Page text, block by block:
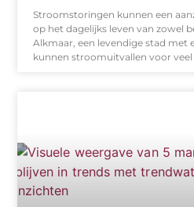
Stroomstoringen kunnen een
op het dagelijks leven van zowel
Alkmaar, een levendige stad met
kunnen stroomuitvallen voor